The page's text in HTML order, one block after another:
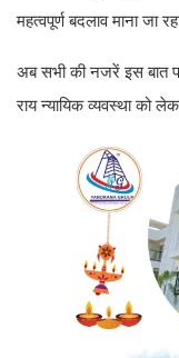
महत्वपूर्ण बदलाव माना जा
अब सभी की नजरें इस बात
राय न्यायिक व्यवस्था